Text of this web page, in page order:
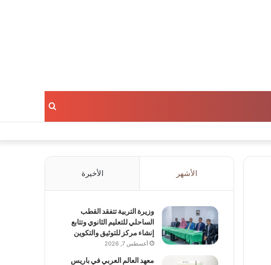
بحث
الأشهر الأخيرة
وزيرة التربية تتفقد القطب
الساحلي للتعليم الثانوي وتتابع
إنشاء مركز للتوثيق والتكوين
أغسطس 7, 2026
معهد العالم العربي في باريس